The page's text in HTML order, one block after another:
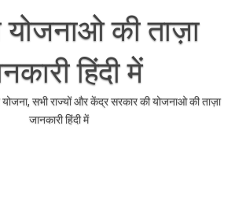
योजनाओ की ताज़ा
हिंदी में
योजना, सभी राज्यों और केंद्र सरकार की योजनाओ की ताज़ा
जानकारी हिंदी में